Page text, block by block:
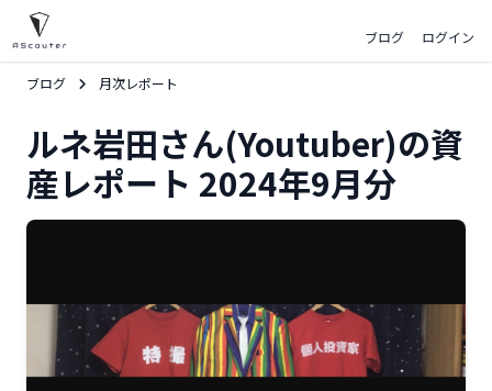
ブログ ログイン
ブログ 月次レポート
ルネ岩田さん(Youtuber)の資
産レポート 2024年9月分